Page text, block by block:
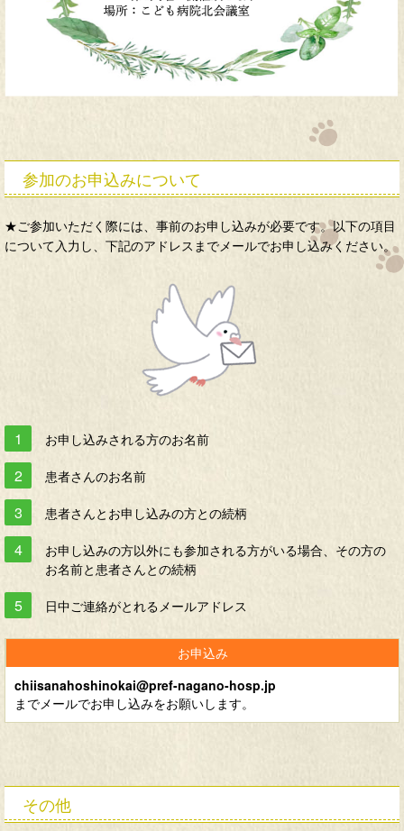
参加のお申込みについて
★ご参加いただく際には、事前のお申し込みが必要です。以下の項目
について入力し、下記のアドレスまでメールでお申し込みください。
お申し込みされる方のお名前
患者さんのお名前
患者さんとお申し込みの方との続柄
お申し込みの方以外にも参加される方がいる場合、その方の
お名前と患者さんとの続柄
日中ご連絡がとれるメールアドレス
chiisanahoshinokai@pref-nagano-hosp.jp
までメールでお申し込みをお願いします。
その他